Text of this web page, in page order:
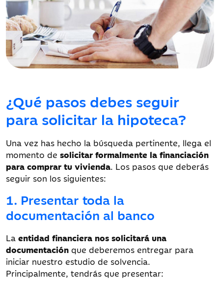
¿Qué pasos debes seguir
para solicitar la hipoteca?
Una vez has hecho la búsqueda pertinente, llega el
momento de solicitar formalmente la financiación
para comprar tu vivienda. Los pasos que deberás
seguir son los siguientes:
1. Presentar toda la
documentación al banco
La entidad financiera nos solicitará una
documentación que deberemos entregar para
iniciar nuestro estudio de solvencia.
Principalmente, tendrás que presentar: